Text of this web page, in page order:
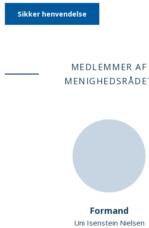
Sikker henvendelse
MEDLEMMER AF
Formand
Uni Isenstein Nielsen